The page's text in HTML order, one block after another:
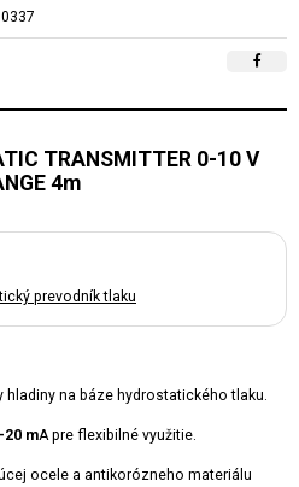
TRANSMITTER 0-10 V
4m
prevodník tlaku
na báze hydrostatického tlaku.
mA pre flexibilné využitie.
ocele a antikorózneho materiálu